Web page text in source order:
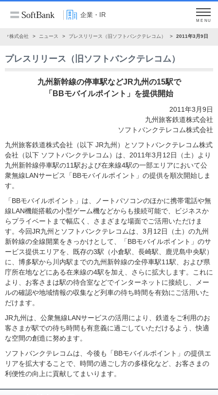
企業・IR
MENU
ク株式会社 ニュース プレスリリース（旧ソフトバンクテレコム） 2011年3月9日
プレスリリース（旧ソフトバンクテレコム）
九州新幹線の停車駅などJR九州の15駅で
「BBモバイルポイント」を提供開始
2011年3月9日
九州旅客鉄道株式会社
ソフトバンクテレコム株式会社
九州旅客鉄道株式会社（以下 JR九州）とソフトバンクテレコム株式
会社（以下 ソフトバンクテレコム）は、2011年3月12日（土）より
九州新幹線停車駅の11駅および在来線4駅の一部エリアにおいて公
衆無線LANサービス「BBモバイルポイント」の提供を順次開始しま
す。
「BBモバイルポイント」は、ノートパソコンのほかに携帯電話や無
線LAN機能搭載の小型ゲーム機などからも接続可能で、ビジネスか
らプライベートまで幅広く、さまざまな場面でご活用いただけま
す。今回JR九州とソフトバンクテレコムは、3月12日（土）の九州
新幹線の全線開業をきっかけとして、「BBモバイルポイント」のサ
ービス提供エリアを、既存の3駅（小倉駅、長崎駅、鹿児島中央駅）
に、博多駅から川内駅までの九州新幹線の全停車駅11駅、および県
庁所在地などにある在来線の4駅を加え、さらに拡大します。これに
より、お客さまは駅の待合室などでインターネットに接続し、メー
ルの確認や地域情報の収集など列車の待ち時間を有効にご活用いた
だけます。
JR九州は、公衆無線LANサービスの活用により、鉄道をご利用のお
客さまが駅での待ち時間も有意義に過ごしていただけるよう、快適
な空間の創造に努めます。
ソフトバンクテレコムは、今後も「BBモバイルポイント」の提供エ
リアを拡大することで、時間の過ごし方の多様化など、お客さまの
利便性の向上に貢献してまいります。